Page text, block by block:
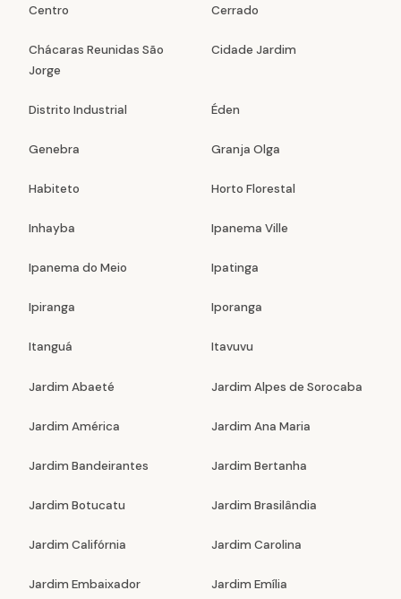
Centro Cerrado
Chácaras Reunidas São
Jorge
Cidade Jardim
Distrito Industrial Éden
Genebra Granja Olga
Habiteto Horto Florestal
Inhayba Ipanema Ville
Ipanema do Meio Ipatinga
Ipiranga Iporanga
Itanguá Itavuvu
Jardim Abaeté Jardim Alpes de Sorocaba
Jardim América Jardim Ana Maria
Jardim Bandeirantes Jardim Bertanha
Jardim Botucatu Jardim Brasilândia
Jardim Califórnia Jardim Carolina
Jardim Embaixador Jardim Emília